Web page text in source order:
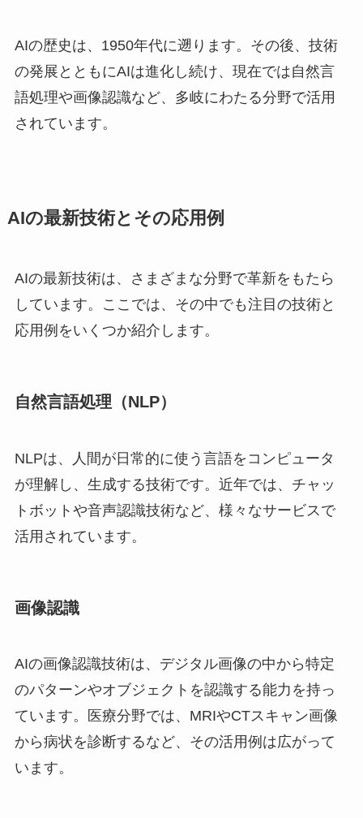
AIの歴史は、1950年代に遡ります。その後、技術
の発展とともにAIは進化し続け、現在では自然言
語処理や画像認識など、多岐にわたる分野で活用
されています。
AIの最新技術とその応用例
AIの最新技術は、さまざまな分野で革新をもたら
しています。ここでは、その中でも注目の技術と
応用例をいくつか紹介します。
自然言語処理（NLP）
NLPは、人間が日常的に使う言語をコンピュータ
が理解し、生成する技術です。近年では、チャッ
トボットや音声認識技術など、様々なサービスで
活用されています。
画像認識
AIの画像認識技術は、デジタル画像の中から特定
のパターンやオブジェクトを認識する能力を持っ
ています。医療分野では、MRIやCTスキャン画像
から病状を診断するなど、その活用例は広がって
います。